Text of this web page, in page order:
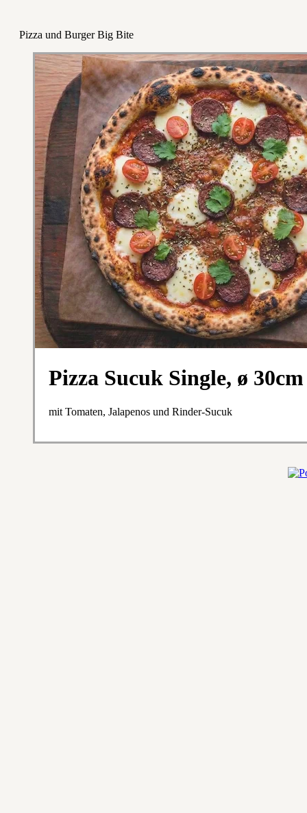
Pizza und Burger Big Bite
Pizza Sucuk Single, ø 30cm
mit Tomaten, Jalapenos und Rinder-Sucuk